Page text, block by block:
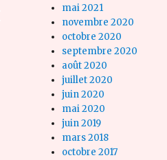
mai 2021
novembre 2020
octobre 2020
septembre 2020
août 2020
juillet 2020
juin 2020
mai 2020
juin 2019
mars 2018
octobre 2017